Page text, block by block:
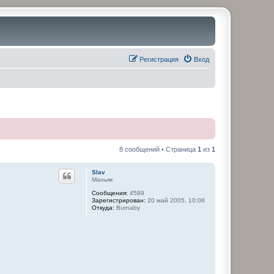
Вход
Регистрация
8 сообщений • Страница 1 из 1
Slav
Маньяк
Сообщения: 4589
Зарегистрирован: 20 май 2005, 10:08
Откуда: Burnaby